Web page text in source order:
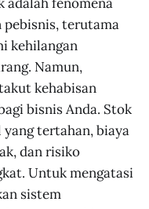
pebisnis, terutama
kehilangan
Namun,
kehabisan
bisnis Anda. Stok
tertahan, biaya
dan risiko
Untuk mengatasi
sistem